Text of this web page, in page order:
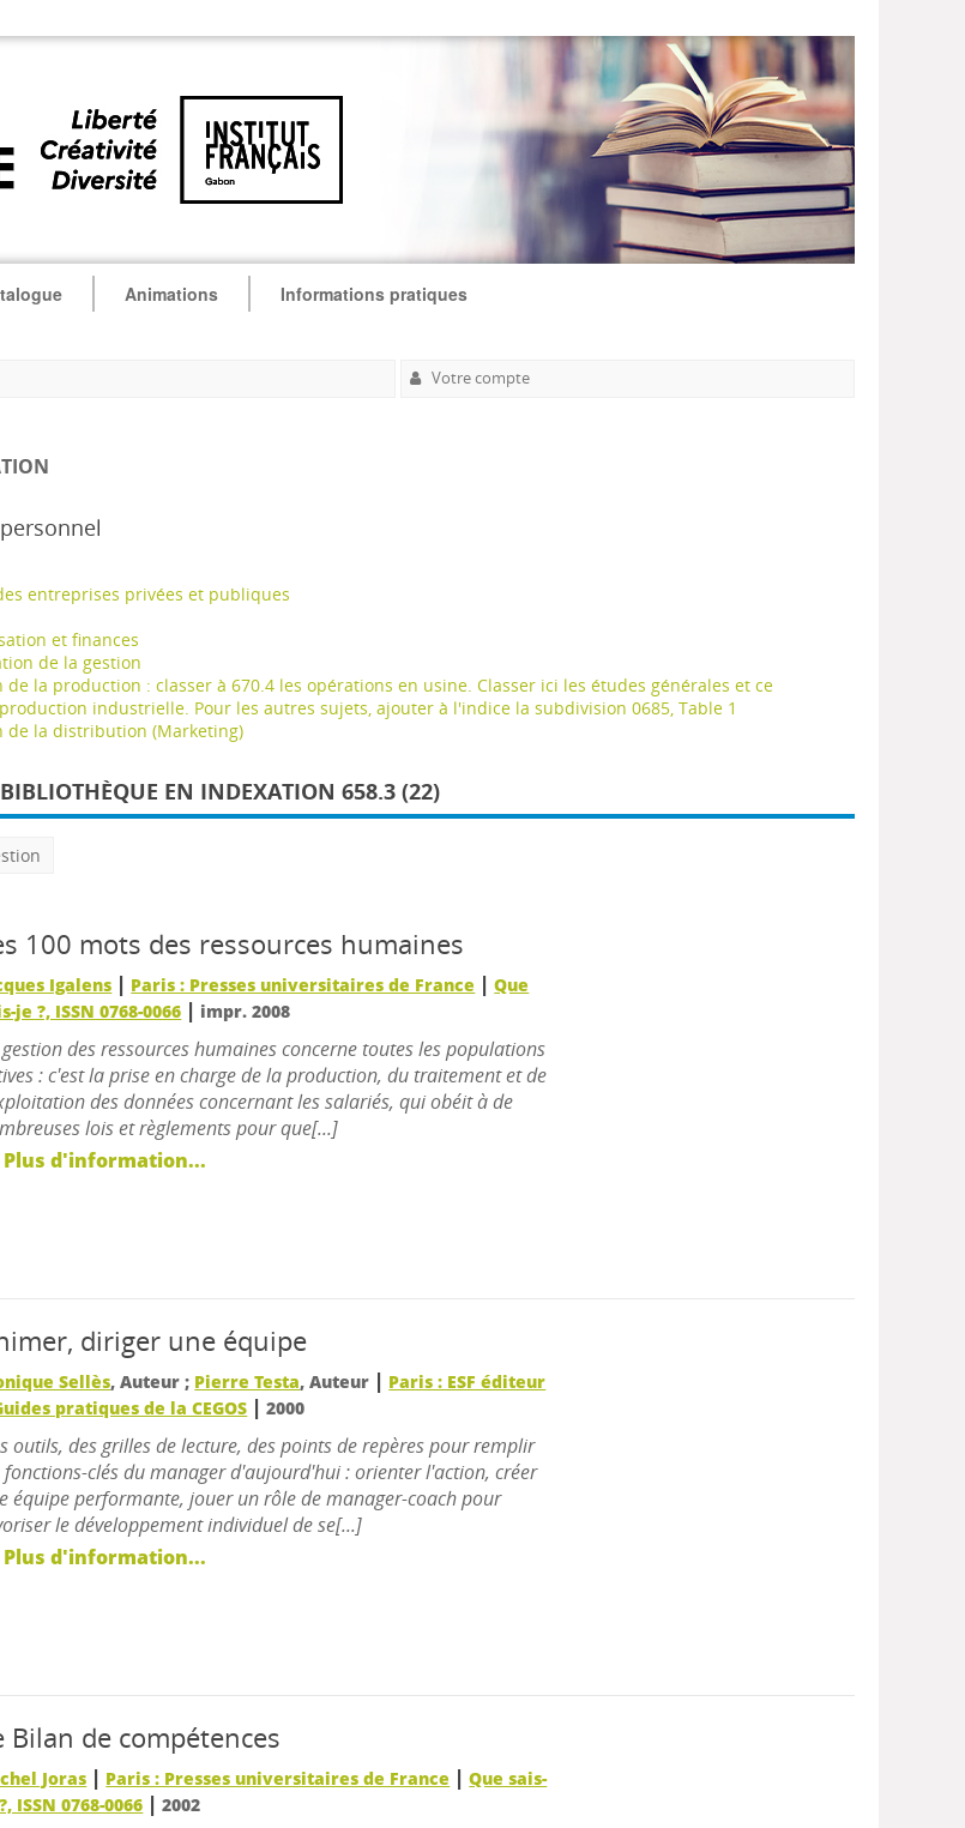
Animations Informations pratiques
Votre compte
entreprises privées et publiques
et finances
de la gestion
de la production : classer à 670.4 les opérations en usine. Classer ici les études générales et ce
industrielle. Pour les autres sujets, ajouter à l'indice la subdivision 0685, Table 1
de la distribution (Marketing)
EN INDEXATION 658.3 (22)
100 mots des ressources humaines
Igalens | Paris : Presses universitaires de France |Que
je ?, ISSN 0768-0066 | impr. 2008
des ressources humaines concerne toutes les populations
: c'est la prise en charge de la production, du traitement et de
des données concernant les salariés, qui obéit à de
lois et règlements pour que[...]
Plus d'information...
diriger une équipe
Sellès, Auteur ; Pierre Testa, Auteur | Paris : ESF éditeur
pratiques de la CEGOS |2000
outils, des grilles de lecture, des points de repères pour remplir
fonctions-clés du manager d'aujourd'hui : orienter l'action, créer
équipe performante, jouer un rôle de manager-coach pour
le développement individuel de se[...]
Plus d'information...
Bilan de compétences
Joras | Paris : Presses universitaires de France |Que sais-
ISSN 0768-0066 |2002